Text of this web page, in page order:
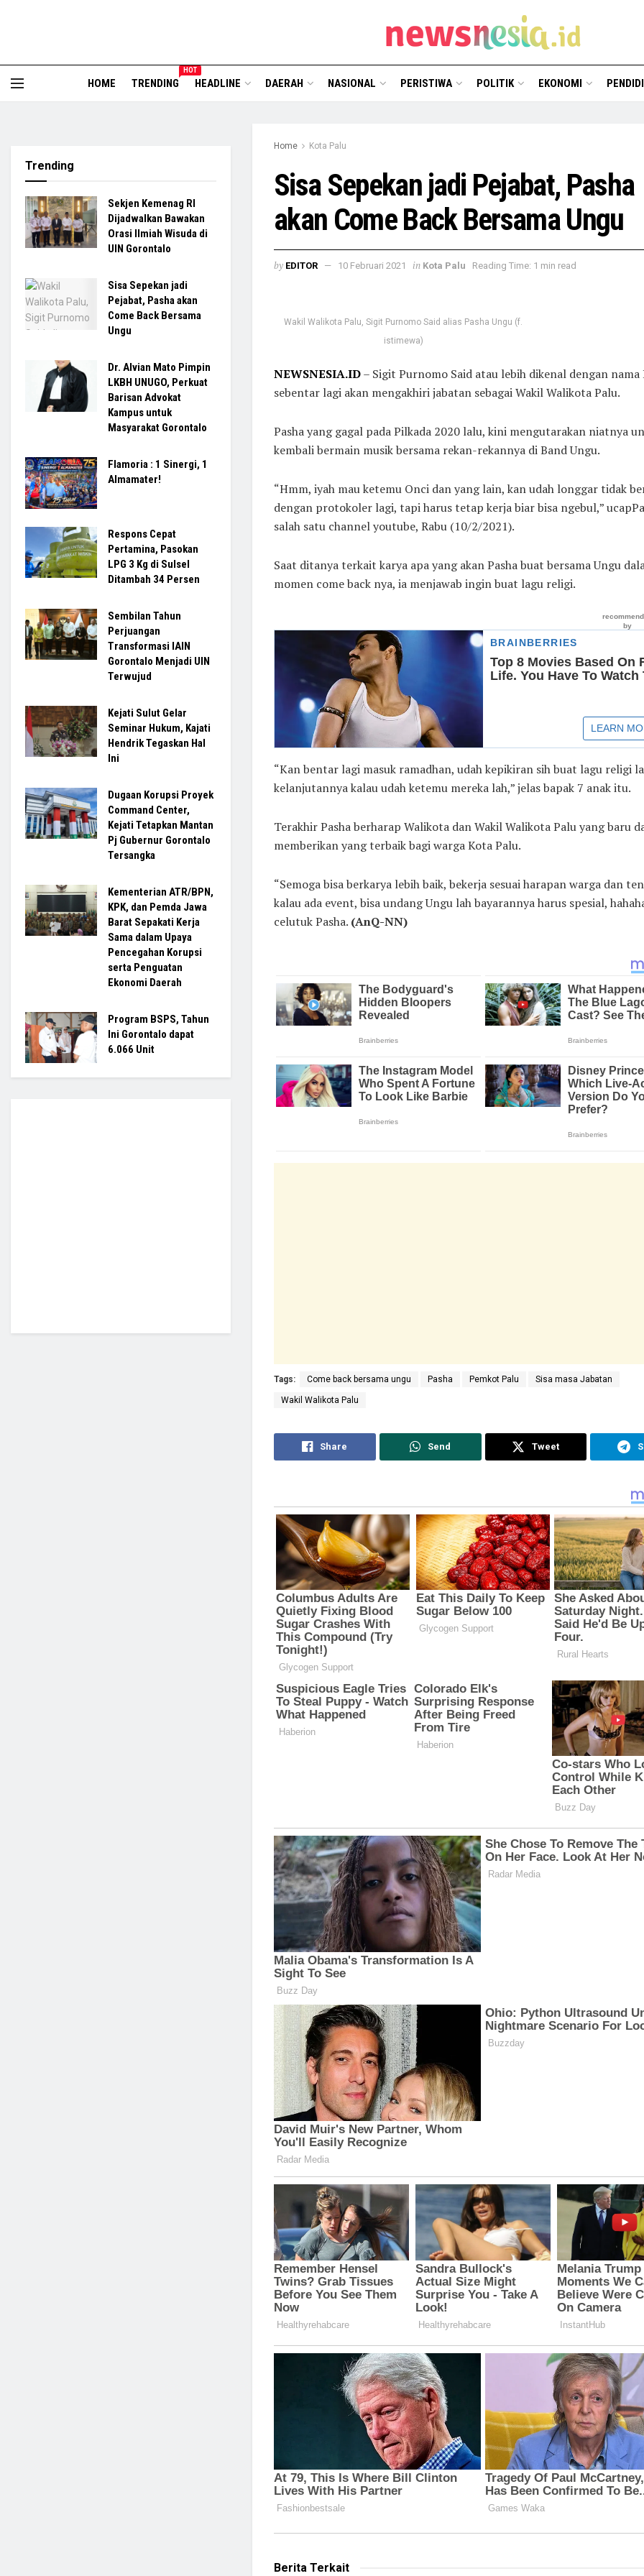
HOME TRENDING
HOT
HEADLINE DAERAH NASIONAL PERISTIWA POLITIK EKONOMI
Home Kota Palu
Sisa Sepekan jadi Pejabat, Pasha
akan Come Back Bersama Ungu
by EDITOR 10 Februari 2021 in Kota Palu Reading Time: 1 min read
Wakil Walikota Palu, Sigit Purnomo Said alias Pasha Ungu (f.
istimewa)
NEWSNESIA.ID– Sigit Purnomo Said atau lebih dikenal dengan nama
sebentar lagi akan mengakhiri jabatan sebagai Wakil Walikota Palu.
Pasha yang gagal pada Pilkada 2020 lalu, kini mengutarakan niatnya
kembali bermain musik bersama rekan-rekannya di Band Ungu.
“Hmm, iyah mau ketemu Onci dan yang lain, kan udah longgar tidak
dengan protokoler lagi, tapi harus tetap kerja biar bisa ngebul,”
salah satu channel youtube, Rabu (10/2/2021).
Saat ditanya terkait karya apa yang akan Pasha buat bersama Ungu
momen come back nya, ia menjawab ingin buat lagu religi.
“Kan bentar lagi masuk ramadhan, udah kepikiran sih buat lagu religi
kelanjutannya kalau udah ketemu mereka lah,” jelas bapak 7 anak itu.
Terakhir Pasha berharap Walikota dan Wakil Walikota Palu yang baru
memberikan yang terbaik bagi warga Kota Palu.
“Semoga bisa berkarya lebih baik, bekerja sesuai harapan warga dan
kalau ada event, bisa undang Ungu lah bayarannya harus spesial,
celutuk Pasha. (AnQ-NN)
Tags: Come back bersama ungu Pasha Pemkot Palu Sisa masa Jabatan
Wakil Walikota Palu
Share Send Tweet
Berita Terkait
Trending
Sekjen Kemenag RI
Dijadwalkan Bawakan
Orasi Ilmiah Wisuda di
UIN Gorontalo
Sisa Sepekan jadi
Pejabat, Pasha akan
Come Back Bersama
Ungu
Dr. Alvian Mato Pimpin
LKBH UNUGO, Perkuat
Barisan Advokat
Kampus untuk
Masyarakat Gorontalo
Flamoria : 1 Sinergi, 1
Almamater!
Respons Cepat
Pertamina, Pasokan
LPG 3 Kg di Sulsel
Ditambah 34 Persen
Sembilan Tahun
Perjuangan
Transformasi IAIN
Gorontalo Menjadi UIN
Terwujud
Kejati Sulut Gelar
Seminar Hukum, Kajati
Hendrik Tegaskan Hal
Ini
Dugaan Korupsi Proyek
Command Center,
Kejati Tetapkan Mantan
Pj Gubernur Gorontalo
Tersangka
Kementerian ATR/BPN,
KPK, dan Pemda Jawa
Barat Sepakati Kerja
Sama dalam Upaya
Pencegahan Korupsi
serta Penguatan
Ekonomi Daerah
Program BSPS, Tahun
Ini Gorontalo dapat
6.066 Unit